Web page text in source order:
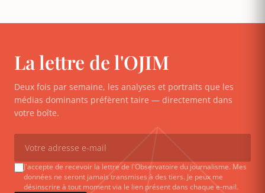
La lettre de l'OJIM
Deux fois par semaine, les analyses et portraits que les
médias dominants préfèrent taire — directement dans
votre boîte.
J'accepte de recevoir la lettre de l'Observatoire du journalisme. Mes
données ne seront jamais transmises à des tiers. Je peux me
désinscrire à tout moment via le lien présent dans chaque e-mail.